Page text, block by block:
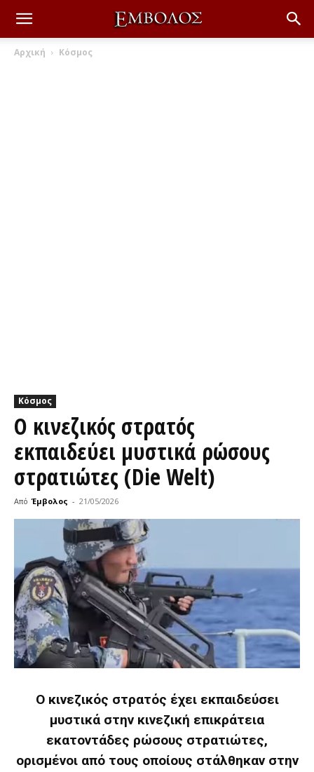
Αρχική Κόσμος
Κόσμος
Ο κινεζικός στρατός
εκπαιδεύει μυστικά ρώσους
στρατιώτες (Die Welt)
Από Έμβολος - 21/05/2026
Ο κινεζικός στρατός έχει εκπαιδεύσει
μυστικά στην κινεζική επικράτεια
εκατοντάδες ρώσους στρατιώτες,
ορισμένοι από τους οποίους στάλθηκαν στην